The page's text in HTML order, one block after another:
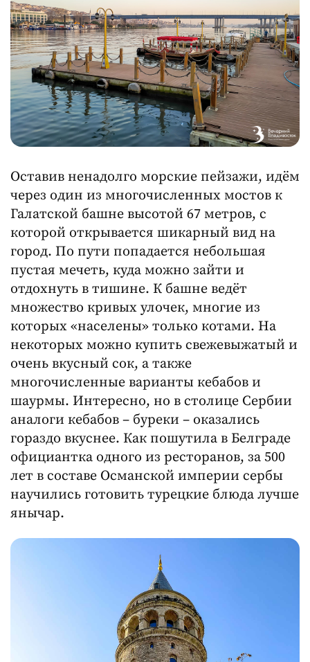
Оставив ненадолго морские пейзажи, идём
через один из многочисленных мостов к
Галатской башне высотой 67 метров, с
которой открывается шикарный вид на
город. По пути попадается небольшая
пустая мечеть, куда можно зайти и
отдохнуть в тишине. К башне ведёт
множество кривых улочек, многие из
которых «населены» только котами. На
некоторых можно купить свежевыжатый и
очень вкусный сок, а также
многочисленные варианты кебабов и
шаурмы. Интересно, но в столице Сербии
аналоги кебабов – буреки – оказались
гораздо вкуснее. Как пошутила в Белграде
официантка одного из ресторанов, за 500
лет в составе Османской империи сербы
научились готовить турецкие блюда лучше
янычар.